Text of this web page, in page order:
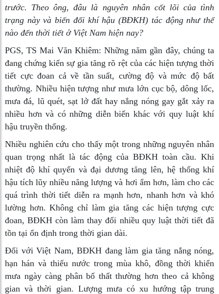
trước. Theo ông, đâu là nguyên nhân cốt lõi của tình
trạng này và biến đổi khí hậu (BĐKH) tác động như thế
nào đến thời tiết ở Việt Nam hiện nay?
PGS, TS Mai Văn Khiêm: Những năm gần đây, chúng ta
đang chứng kiến sự gia tăng rõ rệt của các hiện tượng thời
tiết cực đoan cả về tần suất, cường độ và mức độ bất
thường. Nhiều hiện tượng như mưa lớn cục bộ, dông lốc,
mưa đá, lũ quét, sạt lở đất hay nắng nóng gay gắt xảy ra
nhiều hơn và có những diễn biến khác với quy luật khí
hậu truyền thống.
Nhiều nghiên cứu cho thấy một trong những nguyên nhân
quan trọng nhất là tác động của BĐKH toàn cầu. Khi
nhiệt độ khí quyển và đại dương tăng lên, hệ thống khí
hậu tích lũy nhiều năng lượng và hơi ẩm hơn, làm cho các
quá trình thời tiết diễn ra mạnh hơn, nhanh hơn và khó
lường hơn. Không chỉ làm gia tăng các hiện tượng cực
đoan, BĐKH còn làm thay đổi nhiều quy luật thời tiết đã
tồn tại ổn định trong thời gian dài.
Đối với Việt Nam, BĐKH đang làm gia tăng nắng nóng,
hạn hán và thiếu nước trong mùa khô, đồng thời khiến
mưa ngày càng phân bố thất thường hơn theo cả không
gian và thời gian. Lượng mưa có xu hướng tập trung